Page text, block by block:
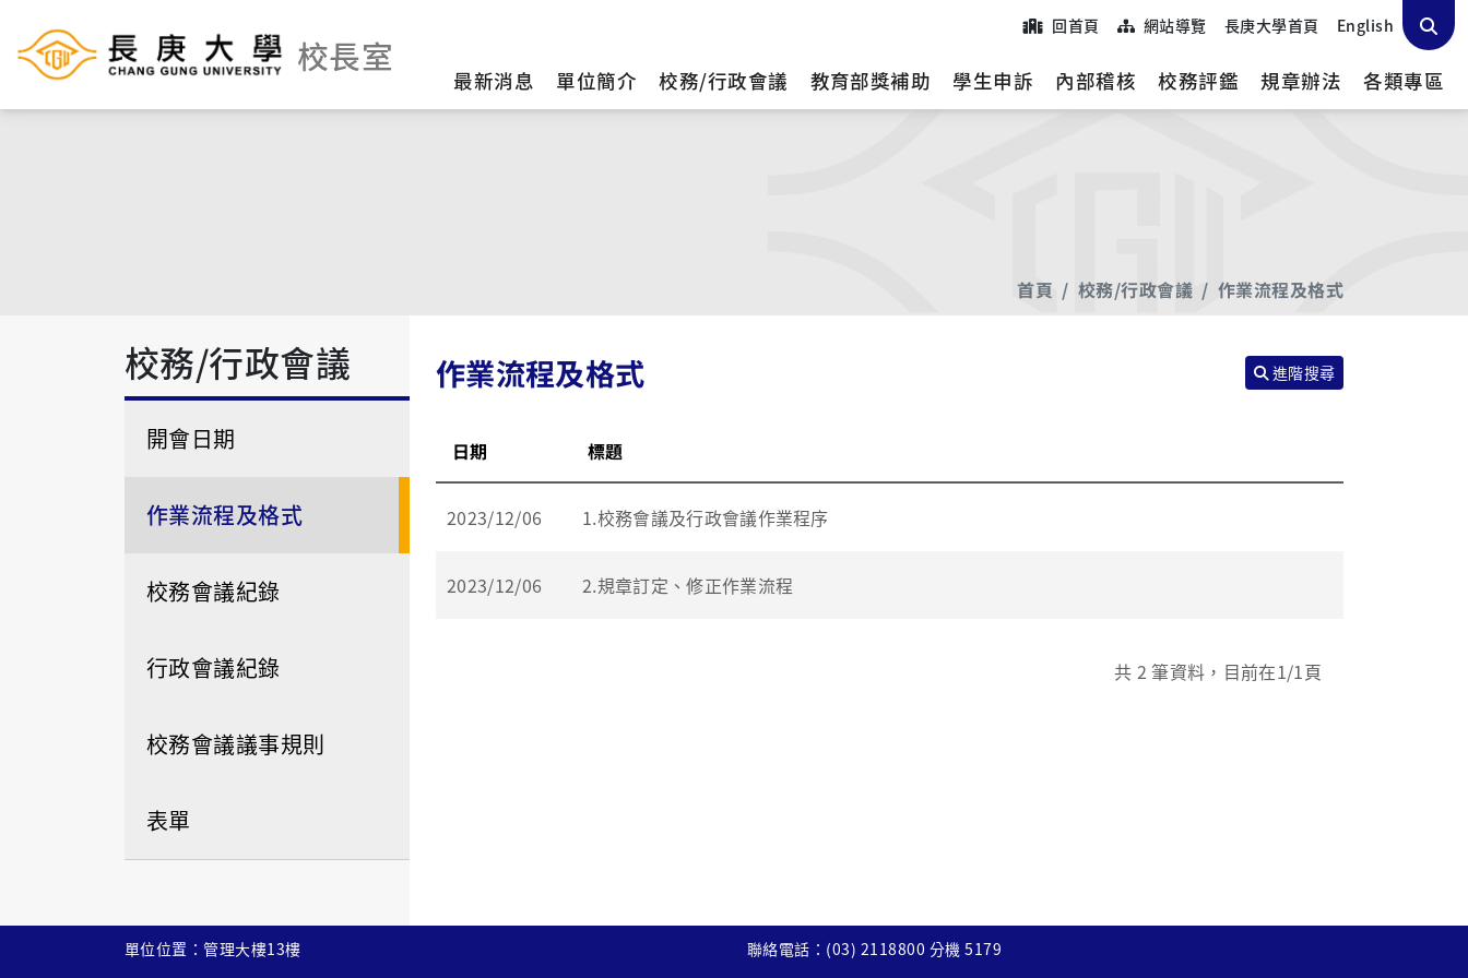
校長室
回首頁 網站導覽 長庚大學首頁 English
最新消息 單位簡介 校務/行政會議 教育部獎補助 學生申訴 內部稽核 校務評鑑 規章辦法 各類專區
首頁 校務/行政會議 作業流程及格式
校務/行政會議
開會日期
作業流程及格式
校務會議紀錄
行政會議紀錄
校務會議議事規則
表單
作業流程及格式 進階搜尋
日期 標題
2023/12/06 1.校務會議及行政會議作業程序
2023/12/06 2.規章訂定、修正作業流程
共2 筆資料，目前在1/1頁
單位位置：管理大樓13樓 聯絡電話：(03) 2118800 分機 5179